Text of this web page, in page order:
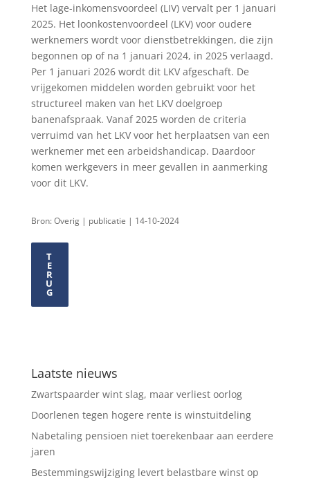
Het lage-inkomensvoordeel (LIV) vervalt per 1 januari
2025. Het loonkostenvoordeel (LKV) voor oudere
werknemers wordt voor dienstbetrekkingen, die zijn
begonnen op of na 1 januari 2024, in 2025 verlaagd.
Per 1 januari 2026 wordt dit LKV afgeschaft. De
vrijgekomen middelen worden gebruikt voor het
structureel maken van het LKV doelgroep
banenafspraak. Vanaf 2025 worden de criteria
verruimd van het LKV voor het herplaatsen van een
werknemer met een arbeidshandicap. Daardoor
komen werkgevers in meer gevallen in aanmerking
voor dit LKV.
Bron: Overig | publicatie | 14-10-2024
T
E
R
U
G
Laatste nieuws
Zwartspaarder wint slag, maar verliest oorlog
Doorlenen tegen hogere rente is winstuitdeling
Nabetaling pensioen niet toerekenbaar aan eerdere
jaren
Bestemmingswijziging levert belastbare winst op